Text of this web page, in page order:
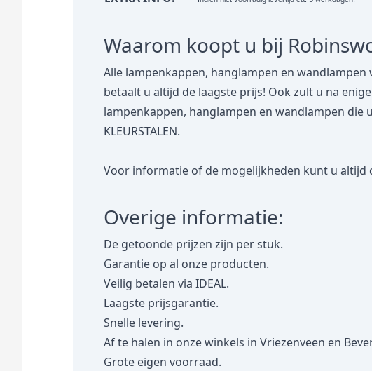
Waarom koopt u bij
Alle lampenkappen, hanglampen en
betaalt u altijd de laagste prijs! Ook zult u na
lampenkappen, hanglampen en wandlampen
KLEURSTALEN.
Voor informatie of de mogelijkheden kunt u altijd
Overige informatie:
De getoonde prijzen zijn per stuk.
Garantie op al onze producten.
Veilig betalen via IDEAL.
Laagste prijsgarantie.
Snelle levering.
Af te halen in onze winkels in Vriezenveen en
Grote eigen voorraad.